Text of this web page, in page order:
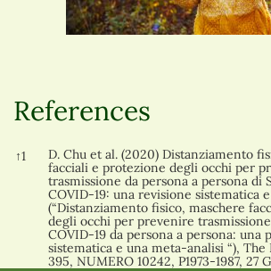
References
References
↑1
D. Chu et al. (2020) Distanziamento
facciali e protezione degli occhi per
trasmissione da persona a persona di
COVID-19: una revisione sistematica
(“Distanziamento fisico, maschere
degli occhi per prevenire
COVID-19 da persona a persona: una
sistematica e una meta-analisi “), The
395, NUMERO 10242, P1973-1987, 27